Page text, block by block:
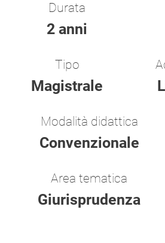
Durata
2 anni
Tipo
Magistrale
Modalità didattica
Convenzionale
Area tematica
Giurisprudenza